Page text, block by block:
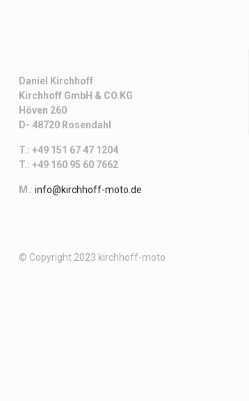
Daniel Kirchhoff
Kirchhoff GmbH & CO.KG
Höven 260
D- 48720 Rosendahl
T.: +49 151 67 47 1204
T.: +49 160 95 60 7662
M.: info@kirchhoff-moto.de
© Copyright 2023 kirchhoff-moto